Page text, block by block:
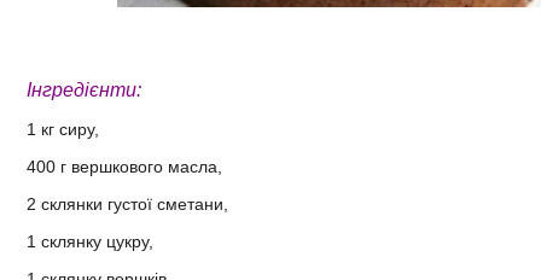
Інгредієнти:
1 кг сиру,
400 г вершкового масла,
2 склянки густої сметани,
1 склянку цукру,